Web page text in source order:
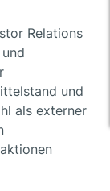
Relations
und
als externer